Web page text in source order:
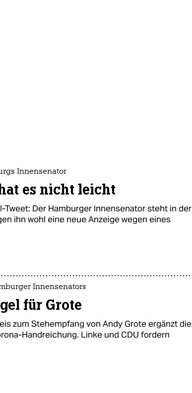
Innensenator
es nicht leicht
Tweet: Der Hamburger Innensenator steht in der
ihn wohl eine neue Anzeige wegen eines
Innensenators
für Grote
zum Stehempfang von Andy Grote ergänzt die
Handreichung. Linke und CDU fordern